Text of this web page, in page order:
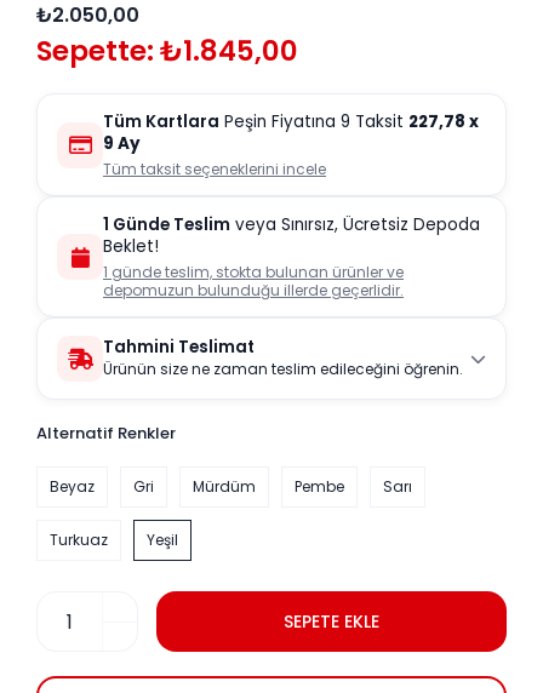
₺2.050,00
Sepette: ₺1.845,00
Tüm Kartlara Peşin Fiyatına 9 Taksit 227,78 x
9 Ay
Tüm taksit seçeneklerini incele
1 Günde Teslim veya Sınırsız, Ücretsiz Depoda
Beklet!
1 günde teslim, stokta bulunan ürünler ve
depomuzun bulunduğu illerde geçerlidir.
Tahmini Teslimat
Ürünün size ne zaman teslim edileceğini öğrenin.
Alternatif Renkler
Beyaz Gri Mürdüm Pembe Sarı
Turkuaz Yeşil
SEPETE EKLE